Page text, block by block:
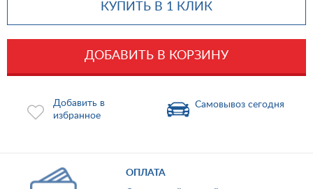
КУПИТЬ В 1 КЛИК
ДОБАВИТЬ В КОРЗИНУ
Добавить в
избранное
Самовывоз сегодня
ОПЛАТА